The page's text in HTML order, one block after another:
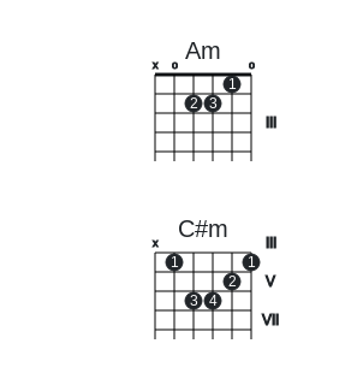
Am
x o
2 3
1
o
C#m
V
VII
x
1
3 4
2
1